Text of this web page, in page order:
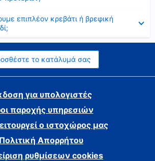
επιπλέον κρεβάτι ή βρεφική
το κατάλυμά σας
για υπολογιστές
παροχής υπηρεσιών
ο ιστοχώρος μας
Πολιτική Απορρήτου
ρυθμίσεων cookies